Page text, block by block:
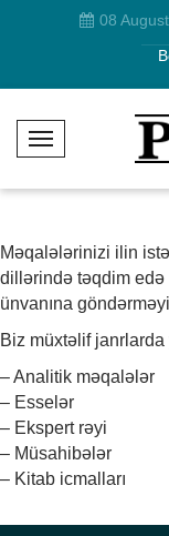
08
T
g
l
e
N
v
i
g
a
t
i
n
Məqalələrinizi ilin
dillərində təqdim edə
ünvanına
Biz müxtəlif janrlarda
– Analitik məqalələr
– Esselər
– Ekspert rəyi
– Müsahibələr
– Kitab icmalları